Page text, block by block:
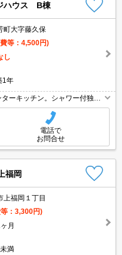
ハウス B棟
町大字藤久保
等：4,500円)
し
年
ーキッチン。シャワー付独立
無料使い放題。TVインターホ
55%。ペット可。
電話で
お問合せ
福岡
上福岡１丁目
：3,300円)
月
満